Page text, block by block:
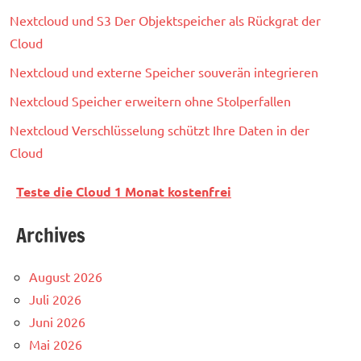
Nextcloud und S3 Der Objektspeicher als Rückgrat der
Cloud
Nextcloud und externe Speicher souverän integrieren
Nextcloud Speicher erweitern ohne Stolperfallen
Nextcloud Verschlüsselung schützt Ihre Daten in der
Cloud
Teste die Cloud 1 Monat kostenfrei
Archives
August 2026
Juli 2026
Juni 2026
Mai 2026